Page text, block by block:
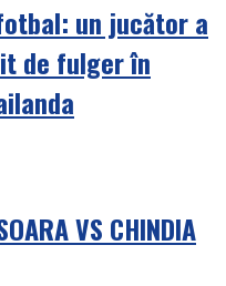
un jucător a
de fulger în
VS CHINDIA